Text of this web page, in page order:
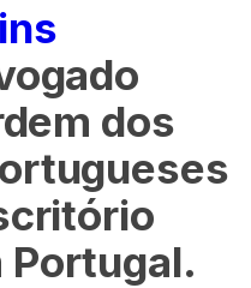
dos
Portugal.